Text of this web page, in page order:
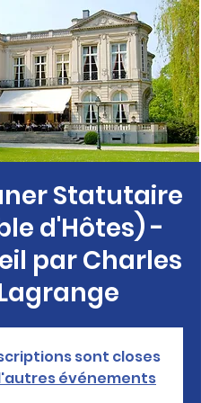
Statutaire
d'Hôtes) -
par Charles
sont closes
événements